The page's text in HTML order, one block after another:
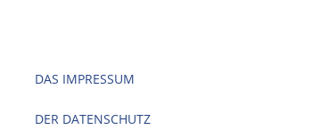
DAS IMPRESSUM
DER DATENSCHUTZ